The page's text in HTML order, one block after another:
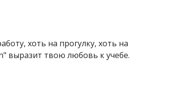
хоть на прогулку, хоть на
выразит твою любовь к учебе.